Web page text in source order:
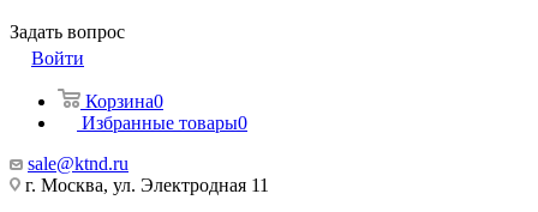
Задать вопрос
Войти
Корзина0
Избранные товары0
sale@ktnd.ru
г. Москва, ул. Электродная 11